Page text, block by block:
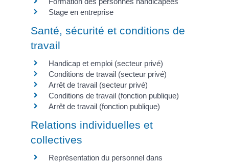
Stage en entreprise
Santé, sécurité et conditions de
travail
Handicap et emploi (secteur privé)
Conditions de travail (secteur privé)
Arrêt de travail (secteur privé)
Conditions de travail (fonction publique)
Arrêt de travail (fonction publique)
Relations individuelles et
collectives
Représentation du personnel dans